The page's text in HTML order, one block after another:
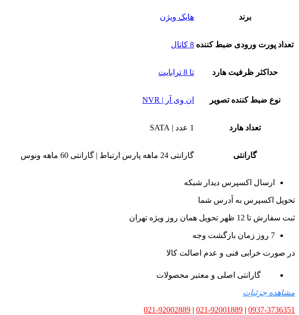
برند هایک ویژن
تعداد پورت ورودی ضبط کننده 8 کانال
حداکثر ظرفیت هارد تا 8 ترابایت
نوع ضبط کننده تصویر ان وی آر | NVR
تعداد هارد 1 عدد | SATA
گارانتی گارانتی 24 ماهه پارس ارتباط | گارانتی 60 ماهه ونوس
ارسال اکسپرس دیدار شبکه
تحویل اکسپرس به آدرس شما
ثبت سفارش تا 12 ظهر تحویل همان روز ویژه تهران
7 روز زمان بازگشت وجه
در صورت خرابی فنی و عدم اصالت کالا
گارانتی اصلی و معتبر محصولات
مشاهده جزئیات
0937-3736351
|
021-92001889
|
021-92002889